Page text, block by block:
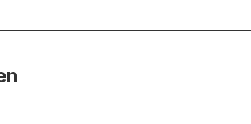
den Sitzungen zum Geschäft